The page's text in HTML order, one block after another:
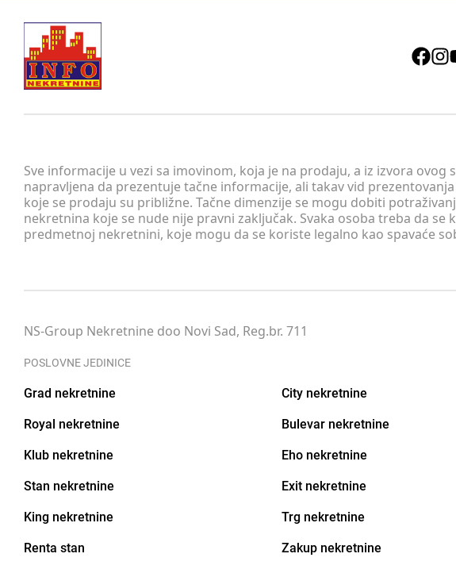
Sve informacije u vezi sa imovinom, koja je na prodaju, a iz izvora
napravljena da prezentuje tačne informacije, ali takav vid
koje se prodaju su približne. Tačne dimenzije se mogu dobiti
nekretnina koje se nude nije pravni zaključak. Svaka osoba treba da
predmetnoj nekretnini, koje mogu da se koriste legalno kao spavaće
NS-Group Nekretnine doo Novi Sad, Reg.br. 711
POSLOVNE JEDINICE
Grad nekretnine City nekretnine
Royal nekretnine Bulevar nekretnine
Klub nekretnine Eho nekretnine
Stan nekretnine Exit nekretnine
King nekretnine Trg nekretnine
Renta stan Zakup nekretnine